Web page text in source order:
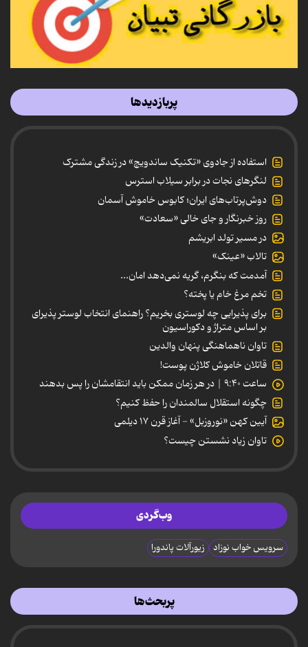
پربازدیدها
استفاده از جادوی «تکنیک ساندویچ» در زندگی مشترک
لنگرهای نجات در برابر سیلاب استرس
دوش‌پرتاب‌های ایران؛ کابوس خاموش آسمان
روز خبرنگار و جای خالی «سعادت»
در مسیر تولد ابریشم
تالاب «عینک»
آمدمت که بنگرم، گریه نمی‌دهد امان...
تخم مرغ خام یا پخته؟
برای پذیرایی چه لوستری بخریم؟ راهنمای انتخاب لوستر پذیرای
بر اساس متراژ و دکوراسیون
تاوان ناهماهنگی پنهان والدین
قاتلان خاموش کلاژن پوست!
ساعت ۹:۴۰ | در هر زمان ممکن باید انتقامشان را پس بدهند
چگونه استقلال سالمندان را حفظ کنیم؟
آیین کهن «نوروزبل» - آغاز قرن ۱۷ دیلمی
تاوان زیاد نشستن چیست؟
وب‌گردی
سرویس خواب نوزاد زیورآلات پاندورا
پربحث‌ها